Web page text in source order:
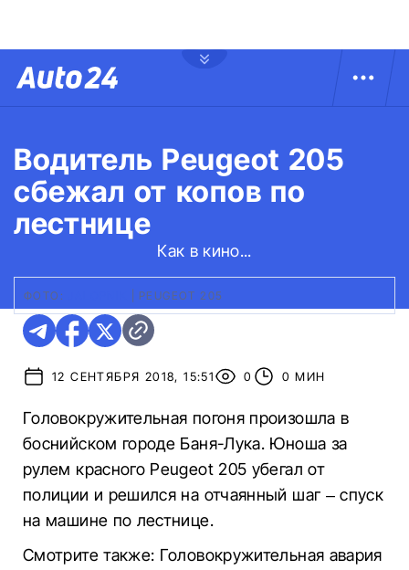
Водитель Peugeot 205
сбежал от копов по
лестнице
Как в кино...
ФОТО: PEUGEOT 205
12 СЕНТЯБРЯ 2018, 15:51 0 0 МИН
Головокружительная погоня произошла в
боснийском городе Баня-Лука. Юноша за
рулем красного Peugeot 205 убегал от
полиции и решился на отчаянный шаг – спуск
на машине по лестнице.
Смотрите также: Головокружительная авария